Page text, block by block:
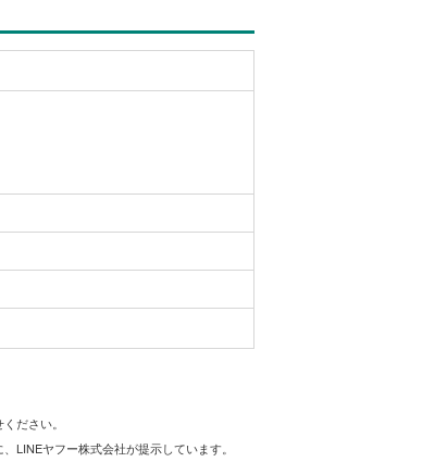
ださい。
LINEヤフー株式会社が提示しています。